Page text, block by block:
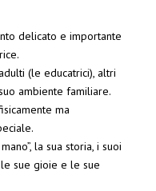
delicato e importante
(le educatrici), altri
ambiente familiare.
ma
la sua storia, i suoi
sue gioie e le sue